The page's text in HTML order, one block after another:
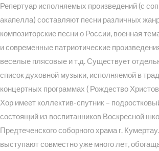
Репертуар исполняемых произведений (с
акапелла) составляют песни различных
композиторские песни о России, военная
и современные патриотические
веселые плясовые и т.д. Существует
список духовной музыки, исполняемой в
концертных программах ( Рождество
Хор имеет коллектив-спутник –
состоящий из воспитанников Воскресной
Предтеченского соборного храма г.
выступают совместно уже много лет,